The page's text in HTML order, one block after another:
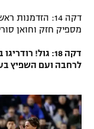
דקה 14:
מספיק חזק וחואן
דקה 18: גול!
לרחבה ועם השפיץ בעט פנימה.